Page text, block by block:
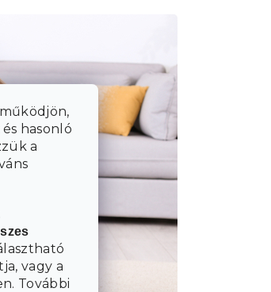
hasonló
a
vagy a
További